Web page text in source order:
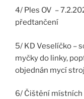
4/ Ples OV –
předtančení
5/ KD Veselíčko –
myčky do linky,
objednán mycí
6/ Čištění místních